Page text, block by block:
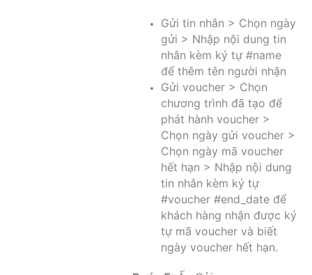
Gửi tin nhắn > Chọn ngày
gửi > Nhập nội dung tin
nhắn kèm ký tự #name
để thêm tên người nhận
Gửi voucher > Chọn
chương trình đã tạo để
phát hành voucher >
Chọn ngày gửi voucher >
Chọn ngày mã voucher
hết hạn > Nhập nội dung
tin nhắn kèm ký tự
#voucher #end_date để
khách hàng nhận được ký
tự mã voucher và biết
ngày voucher hết hạn.